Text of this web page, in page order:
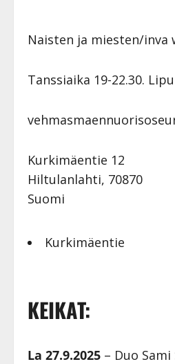
Naisten ja miesten/inva
Tanssiaika 19-22.30.
Kurkimäentie 12
Hiltulanlahti, 70870
Suomi
Kurkimäentie
KEIKAT:
La 27.9.2025 – Duo